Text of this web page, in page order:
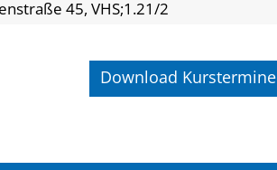
45, VHS;1.21/2
Download Kurstermine